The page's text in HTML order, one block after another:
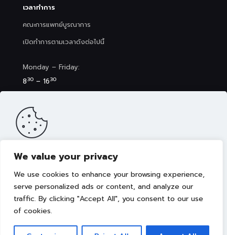
We value your privacy
We use cookies to enhance your browsing experience,
serve personalized ads or content, and analyze our
traffic. By clicking "Accept All", you consent to our use
of cookies.
เวลาทำการ
คณะการแพทย์บูรณาการ
เปิดทำการตามเวลาดังต่อไปนี้
Monday – Friday:
830 – 1630
8 30– 17
Copyright © 2022 คณะการแพทย์บูรณาการ มหาวิทยาลัย
เว็บไซต์นี้มีการจัดเก็บคุกกี้เพื่อมอบประสบการณ์การใช้งานเว็บไซต์ของ
ขาย เลือกเนื้อหาที่เหมาะสมให้กับคุณอย่างเป็นส่วนตัว ท่านสามารถศึกษา
นโยบายการใช้คุกกี้ (Cookies Policy)ได้ที่ลิงค์นี้ การใช้งานเว็บไซต์นี้
เป็นการยอมรับข้อกำหนดและยินยอมให้เราจัดเก็บคุ้กกี้ตามนโยบายที่แจ้ง
ในเบื้องต้น
ยอมรับ